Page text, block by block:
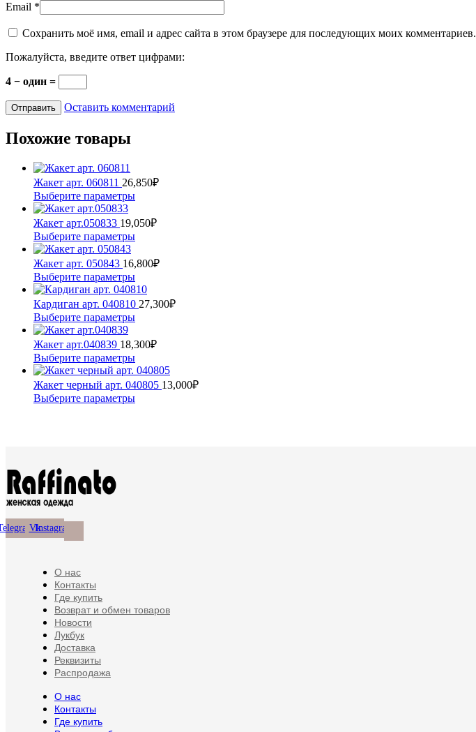
Email *
Сохранить моё имя, email и адрес сайта в этом браузере для последующих моих комментариев.
Пожалуйста, введите ответ цифрами:
4 − один =
Оставить комментарий
Похожие товары
Жакет арт. 060811 26,850₽
Выберите параметрыЭтот
имеет
несколько
вариаций.
Опции
можно
выбрать
на
странице
товара.
Жакет арт.050833 19,050₽
Выберите параметрыЭтот
имеет
несколько
вариаций.
Опции
можно
выбрать
странице
товара.
Жакет арт. 050843 16,800₽
Выберите параметрыЭтот
товар
имеет
несколько
вариаций.
Опции
можно
выбрать
на
странице
товара.
Кардиган арт. 040810 27,300₽
Выберите параметрыЭтот
имеет
несколько
вариаций.
Опции
можно
выбрать
Жакет арт.040839 18,300₽
Выберите параметрыЭтот
товар
имеет
несколько
вариаций.
Жакет черный арт. 040805 13,000₽
Выберите параметрыЭтот
VkInstagram
О нас
Контакты
Где купить
Возврат и обмен товаров
Новости
Лукбук
Доставка
Реквизиты
Распродажа
О нас
Контакты
Где купить